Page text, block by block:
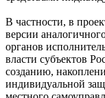
В частности, в
версии
органов
власти субъектов
созданию,
индивидуальной